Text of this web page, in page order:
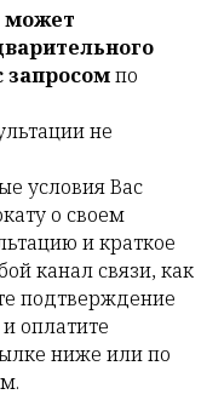
может
запросомпо
не
условия Вас
о своем
и краткое
канал связи, как
подтверждение
оплатите
ниже или по